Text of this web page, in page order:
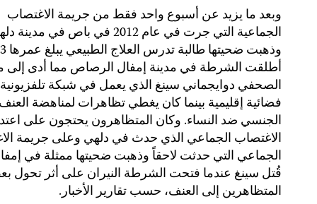
وبعد ما يزيد عن أسبوع واحد فقط من جريمة الاغتصاب
الجماعية التي جرت في عام 2012 في باص في
أطلقت الشرطة في مدينة إمفال الرصاص مما أدى إلى
الصحفي دوايجماني سينغ الذي يعمل في شبكة تلفزيونية
فضائية إقليمية بينما كان يغطي تظاهرات لمناهضة
الجنسي ضد النساء. وكان المتظاهرون يحتجون على
الاغتصاب الجماعي الذي حدث في دلهي وعلى جريمة
الجماعي التي حدثت لاحقاً وذهبت ضحيتها ممثلة في
قُتل سينغ عندما فتحت الشرطة النيران على أثر تحول
المتظاهرين إلى العنف، حسب تقارير الأخبار.